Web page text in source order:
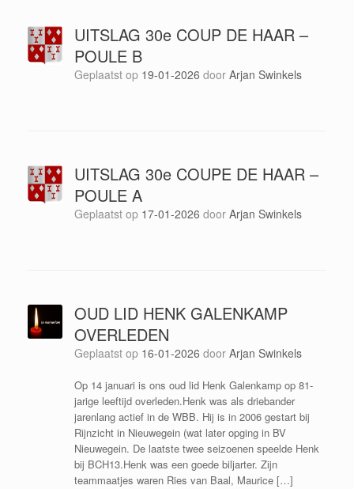
UITSLAG 30e COUP DE HAAR –
POULE B
Geplaatst op 19-01-2026 door Arjan Swinkels
UITSLAG 30e COUPE DE HAAR –
POULE A
Geplaatst op 17-01-2026 door Arjan Swinkels
OUD LID HENK GALENKAMP
OVERLEDEN
Geplaatst op 16-01-2026 door Arjan Swinkels
Op 14 januari is ons oud lid Henk Galenkamp op 81-
jarige leeftijd overleden.Henk was als driebander
jarenlang actief in de WBB. Hij is in 2006 gestart bij
Rijnzicht in Nieuwegein (wat later opging in BV
Nieuwegein. De laatste twee seizoenen speelde Henk
bij BCH13.Henk was een goede biljarter. Zijn
teammaatjes waren Ries van Baal, Maurice […]